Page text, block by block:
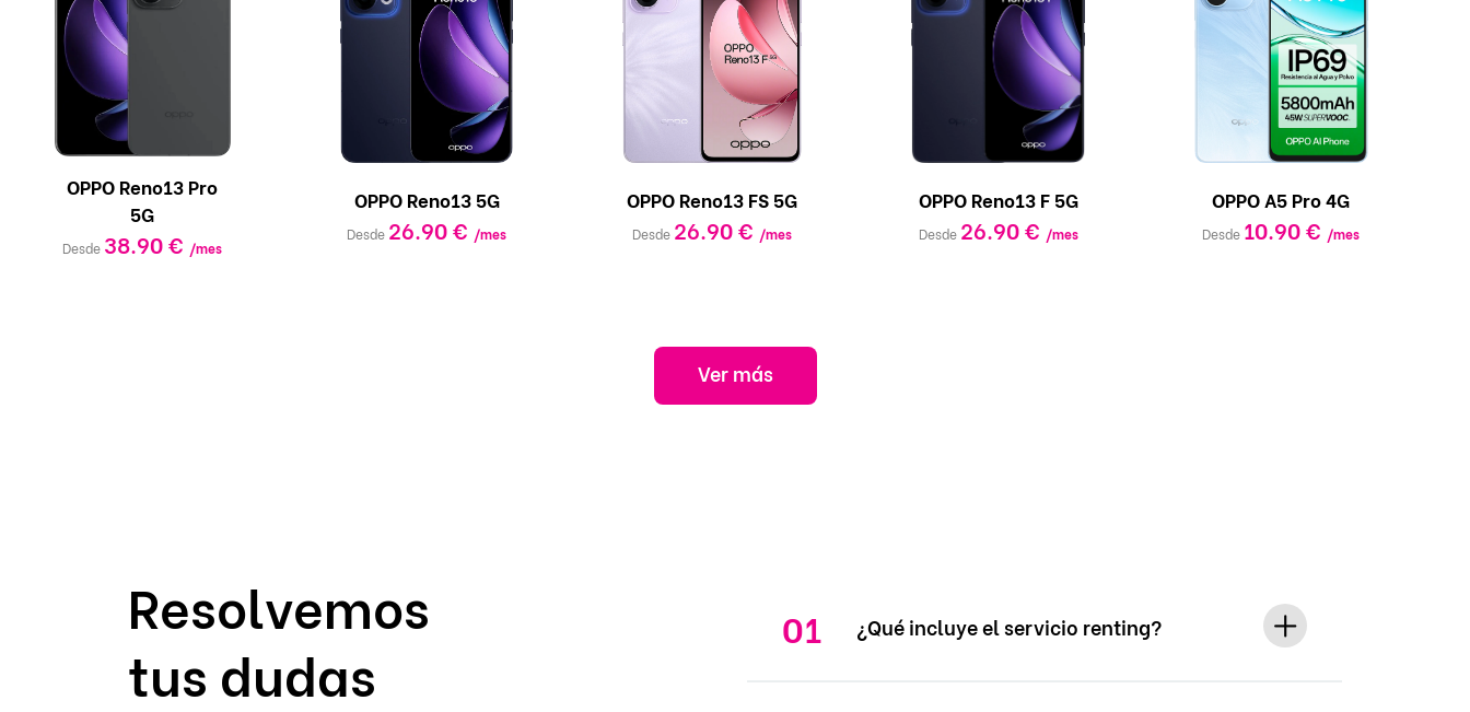
OPPO Reno13 Pro
5G
Desde 38.90 € /mes
OPPO Reno13 5G
Desde 26.90 € /mes
OPPO Reno13 FS 5G
Desde 26.90 € /mes
OPPO Reno13 F 5G
Desde 26.90 € /mes
OPPO A5 Pro 4G
Desde 10.90 € /mes
Ver más
Resolvemos
tus dudas
¿Qué incluye el servicio renting?